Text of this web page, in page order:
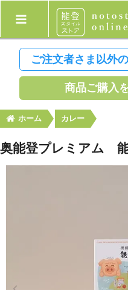
ご注文者さま以外
商品ご購入
ホーム カレー
奥能登プレミアム